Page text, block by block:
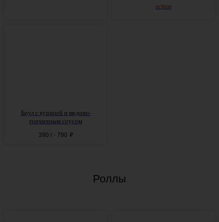
острое
Боул с курицей и медово-
горчичным соусом
390 г · 790 ₽
Роллы